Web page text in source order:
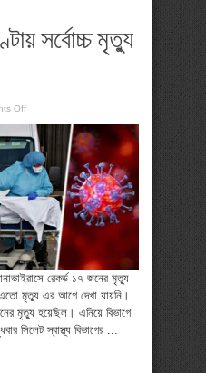
সর্বোচ্চ মৃত্যু
Offon
গত
২৪
ঘণ্টায়
সর্বোচ্চ
মৃত্যু
শনাক্ত
রেকর্ড ১৭ জনের মৃত্যু
মৃত্যু এর আগে দেখা যায়নি।
মৃত্যু হয়েছিল। এনিয়ে বিভাগে
সিলেট স্বাস্থ্য বিভাগের ...